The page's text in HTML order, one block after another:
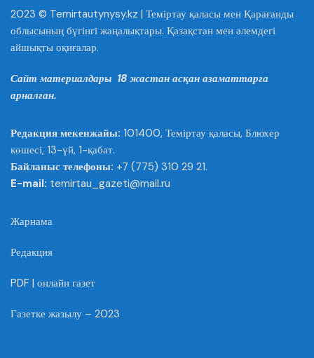
2023 © Temirtautynysy.kz | Теміртау қаласы мен Қарағанды
облысының бүгінгі жаңалықтары. Қазақстан мен әлемдегі
айшықты оқиғалар.
Сайт материалдары 18 жастан асқан азаматтарға
арналған.
Редакция мекенжайы: 101400, Теміртау қаласы, Блюхер
көшесі, 13-үй, 1-қабат.
Байланыс телефоны: +7 (775) 310 29 21.
E-mail: temirtau_gazeti@mail.ru
Жарнама
Редакция
PDF | онлайн газет
Газетке жазылу – 2023